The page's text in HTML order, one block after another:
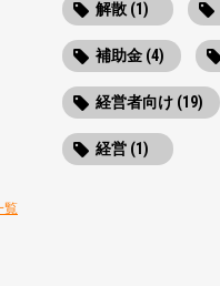
覧
解散 (1)
補助金 (4)
経営者向け (19)
経営 (1)